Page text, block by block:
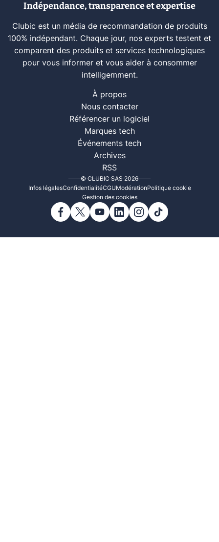
Indépendance, transparence et expertise
Clubic est un média de recommandation de produits
100% indépendant. Chaque jour, nos experts testent et
comparent des produits et services technologiques
pour vous informer et vous aider à consommer
intelligemment.
À propos
Nous contacter
Référencer un logiciel
Marques tech
Événements tech
Archives
RSS
© CLUBIC SAS 2026
Infos légalesConfidentialitéCGUModérationPolitique cookie
Gestion des cookies